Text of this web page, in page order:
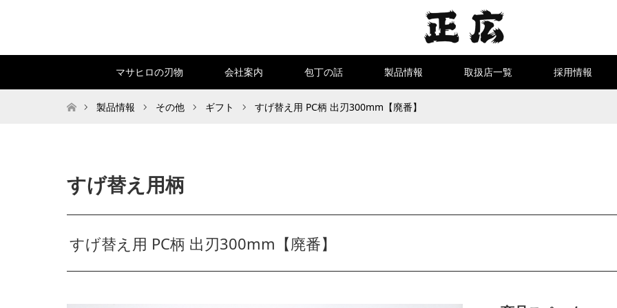
マサヒロの刃物 会社案内 包丁の話 製品情報 取扱店一覧 採用情報
トップページ
製品情報 その他 ギフト すげ替え用 PC柄 出刃300mm【廃番】
すげ替え用柄
すげ替え用 PC柄 出刃300mm【廃番】